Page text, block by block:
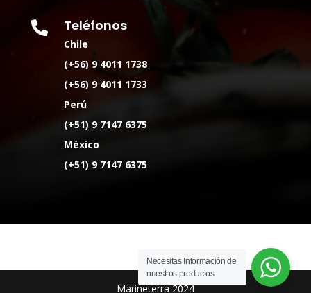
 Teléfonos
Chile
(+56) 9 4011 1738
(+56) 9 4011 1733
Perú
(+51) 9 7147 6375
México
(+51) 9 7147 6375
Marineterra 2024
Necesitas Información de
nuestros productos